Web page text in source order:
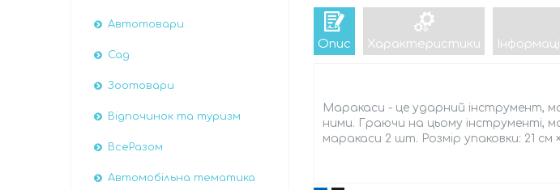
Опис Характеристики
Маракаси - це ударний інструмент,
ними. Граючи на цьому інструменті,
маракаси 2 шт. Розмір упаковки: 21 см
Автотовари
Сад
Зоотовари
Відпочинок та туризм
ВсеРазом
Автомобiльна тематика